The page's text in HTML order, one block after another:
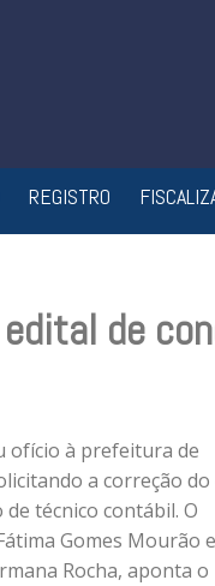
REGISTRO
edital de
ofício à prefeitura de
a correção do
de técnico contábil. O
Gomes Mourão e
Rocha, aponta o